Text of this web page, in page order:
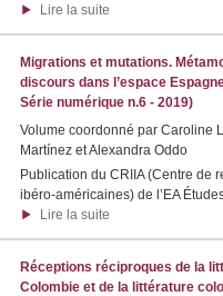
Lire la suite
Migrations et mutations.
discours dans l’espace
Série numérique n.6 - 2019)
Volume coordonné par Caroline
Martínez et Alexandra Oddo
Publication du CRIIA (Centre de
ibéro-américaines) de l’EA
Lire la suite
Réceptions réciproques de la
Colombie et de la littérature